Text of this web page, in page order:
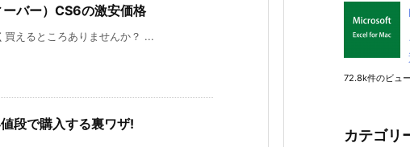
バー）CS6の激安価格
えるところありませんか？ ...
で購入する裏ワザ!
72.8k件のビュー
カテゴリ